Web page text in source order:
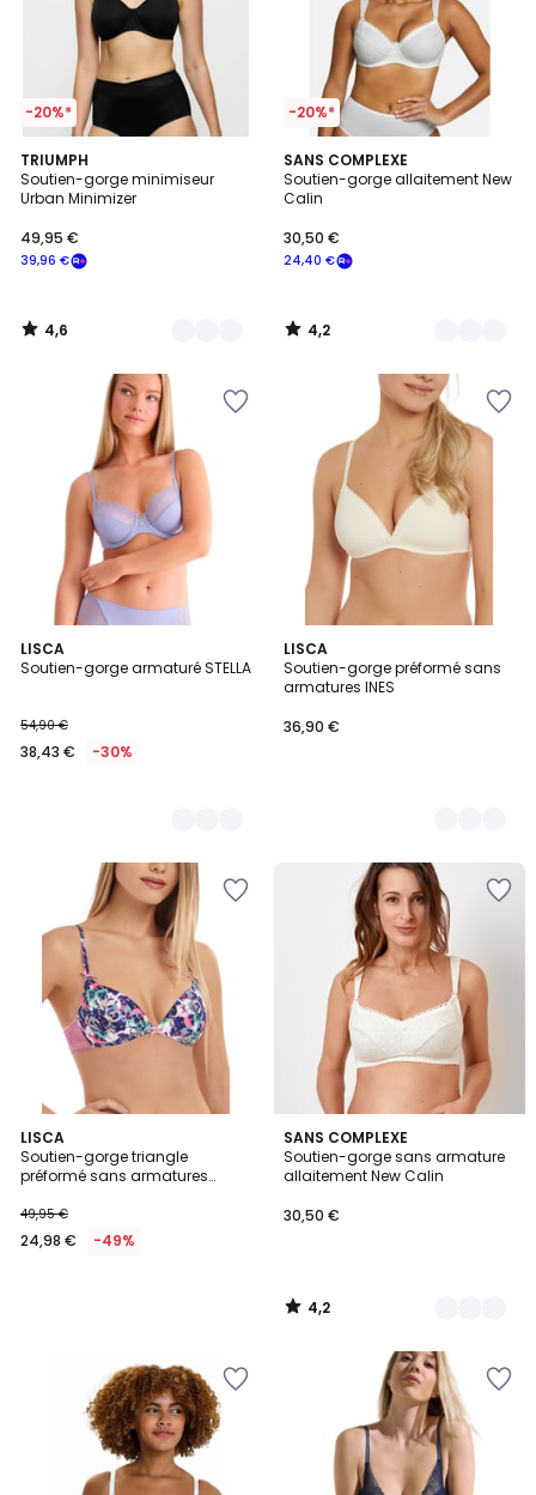
-20%*
TRIUMPH
Soutien-gorge minimiseur
Urban Minimizer
39,96 €
49,95 €
4,6
/ 5
3
Couleurs
4,6
/
-20%*
SANS COMPLEXE
Soutien-gorge allaitement New
Calin
24,40 €
30,50 €
4,2
/ 5
2
Couleurs
4,2
/
LISCA
Soutien-gorge armaturé STELLA
54,90 €
38,43 € -30%
2
Couleurs
LISCA
Soutien-gorge préformé sans
armatures INES
36,90 €
2
Couleurs
LISCA
Soutien-gorge triangle
préformé sans armatures
49,95 €
24,98 € -49%
SANS COMPLEXE
Soutien-gorge sans armature
allaitement New Calin
30,50 €
4,2
/ 5
3
Couleurs
4,2
/